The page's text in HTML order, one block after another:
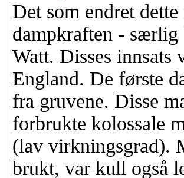
Det som endret
dampkraften -
Watt. Disses
England. De første
fra gruvene. Disse
forbrukte kolossale
(lav virkningsgrad).
brukt, var kull også